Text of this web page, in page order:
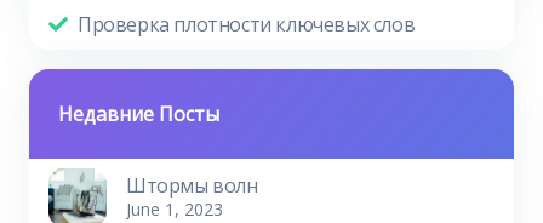
Проверка плотности ключевых слов
Недавние Посты
Штормы волн
June 1, 2023